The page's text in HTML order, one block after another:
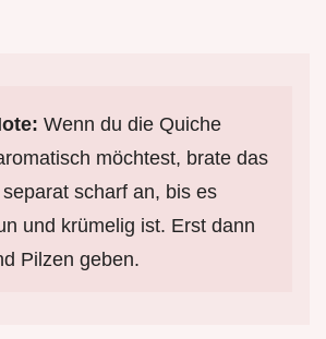
Wenn du die Quiche
möchtest, brate das
scharf an, bis es
und krümelig ist. Erst dann
Pilzen geben.